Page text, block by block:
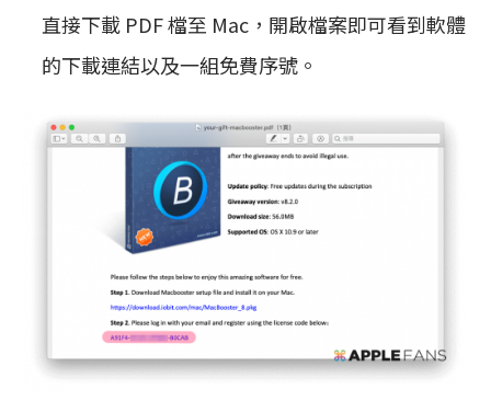
直接下載 PDF 檔至 Mac，開啟檔案即可看到軟體
的下載連結以及一組免費序號。